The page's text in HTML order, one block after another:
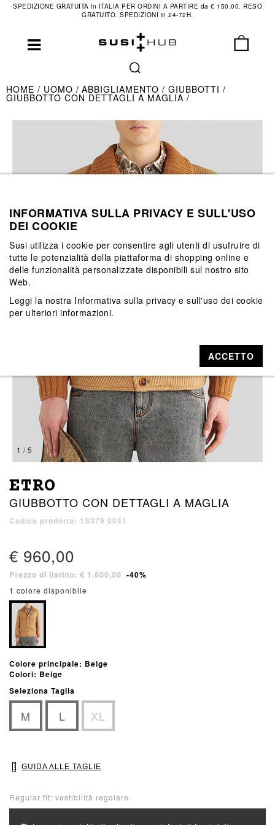
SPEDIZIONE GRATUITA in ITALIA PER ORDINI A PARTIRE da € 150,00. RESO
GRATUITO. SPEDIZIONI in 24-72H.
HOME UOMO ABBIGLIAMENTO GIUBBOTTI
GIUBBOTTO CON DETTAGLI A MAGLIA
1 / 5
ETRO
GIUBBOTTO CON DETTAGLI A MAGLIA
Codice prodotto: 1S379 0041
€ 960,00
Prezzo di listino: € 1.600,00 -40%
1 colore disponibile
Colore principale: Beige
Colori: Beige
Seleziona Taglia
M L XL
GUIDA ALLE TAGLIE
Regular fit: vestibilità regolare.
INFORMATIVA SULLA PRIVACY E SULL'USO
DEI COOKIE
Susi utilizza i cookie per consentire agli utenti di usufruire di
tutte le potenzialità della piattaforma di shopping online e
delle funzionalità personalizzate disponibili sul nostro sito
Web.
Leggi la nostra Informativa sulla privacy e sull'uso dei cookie
per ulteriori informazioni.
ACCETTO